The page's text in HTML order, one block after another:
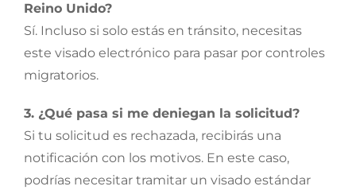
Reino Unido?
Sí. Incluso si solo estás en tránsito, necesitas
este visado electrónico para pasar por controles
migratorios.
3. ¿Qué pasa si me deniegan la solicitud?
Si tu solicitud es rechazada, recibirás una
notificación con los motivos. En este caso,
podrías necesitar tramitar un visado estándar